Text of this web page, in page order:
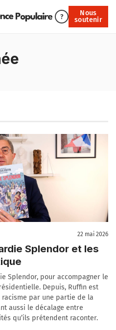
?
Nous
soutenir
soutenir
22 mai 2026
Splendor et les
Splendor, pour accompagner le
Depuis, Ruffin est
par une partie de la
aussi le décalage entre
qu’ils prétendent raconter.